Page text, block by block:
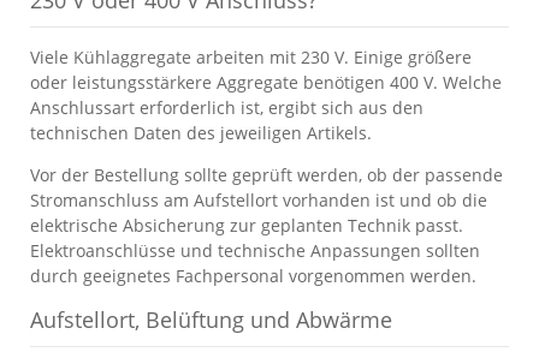
Viele Kühlaggregate arbeiten mit 230 V. Einige größere
oder leistungsstärkere Aggregate benötigen 400 V. Welche
Anschlussart erforderlich ist, ergibt sich aus den
technischen Daten des jeweiligen Artikels.
Vor der Bestellung sollte geprüft werden, ob der passende
Stromanschluss am Aufstellort vorhanden ist und ob die
elektrische Absicherung zur geplanten Technik passt.
Elektroanschlüsse und technische Anpassungen sollten
durch geeignetes Fachpersonal vorgenommen werden.
Aufstellort, Belüftung und Abwärme